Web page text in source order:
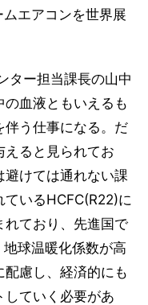
エアコンを世界展
ター担当課長の山中
血液ともいえるも
伴う仕事になる。だ
えると見られてお
避けては通れない課
ているHCFC(R22)に
れており、先進国で
球温暖化係数が高
慮し、経済的にも
ていく必要があ